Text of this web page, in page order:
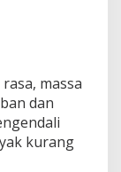
massa
dan
kurang